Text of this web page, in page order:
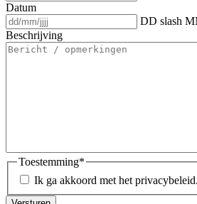
Datum
DD slash
Beschrijving
Toestemming*
Ik ga akkoord met het privacybeleid.